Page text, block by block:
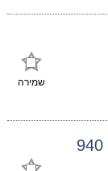
שמירה